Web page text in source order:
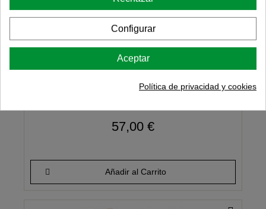
Taburete escalera plegable
57,00 €
Añadir al Carrito
Configurar
Aceptar
Política de privacidad y cookies